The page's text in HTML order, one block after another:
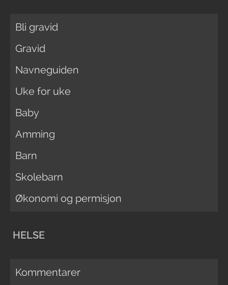
Bli gravid
Gravid
Navneguiden
Uke for uke
Baby
Amming
Barn
Skolebarn
Økonomi og permisjon
HELSE
Kommentarer